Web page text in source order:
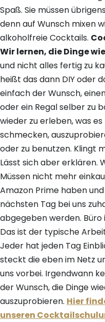
Spaß. Sie müssen
denn auf Wunsch mixen
alkoholfreie Cocktails.
Wir lernen, die Dinge
und nicht alles fertig zu
heißt das dann DIY oder
einfach der Wunsch,
oder ein Regal selber zu
wieder zu erleben, was
schmecken,
oder zu benutzen. Klingt
Lässt sich aber erklären.
Müssen nicht mehr
Amazon Prime haben
nächsten Tag bei uns
abgegeben werden.
Das ist der typische
Jeder hat jeden Tag
steckt die eben im Netz
uns vorbei. Irgendwann
der Wunsch, die Dinge
auszuprobieren. Hier
unseren